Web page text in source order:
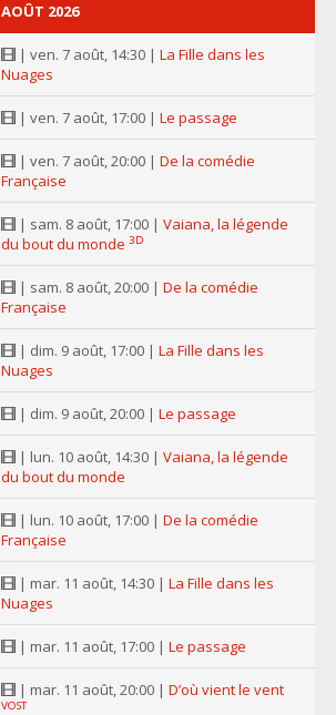
AOÛT 2026
| ven. 7 août, 14:30 | La Fille dans les
Nuages
| ven. 7 août, 17:00 | Le passage
| ven. 7 août, 20:00 | De la comédie
Française
| sam. 8 août, 17:00 | Vaiana, la légende
du bout du monde 3D
| sam. 8 août, 20:00 | De la comédie
Française
| dim. 9 août, 17:00 | La Fille dans les
Nuages
| dim. 9 août, 20:00 | Le passage
| lun. 10 août, 14:30 | Vaiana, la légende
du bout du monde
| lun. 10 août, 17:00 | De la comédie
Française
| mar. 11 août, 14:30 | La Fille dans les
Nuages
| mar. 11 août, 17:00 | Le passage
| mar. 11 août, 20:00 | D’où vient le vent
VOST